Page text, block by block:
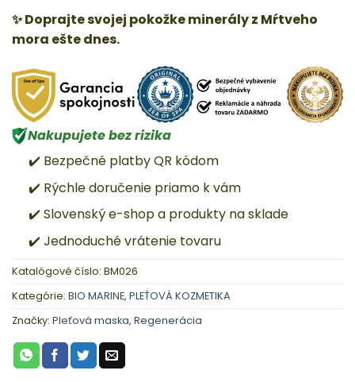
✨ Doprajte svojej pokožke minerály z Mŕtveho
mora ešte dnes.
Nakupujete bez rizika
✔️ Bezpečné platby QR kódom
✔️ Rýchle doručenie priamo k vám
✔️ Slovenský e-shop a produkty na sklade
✔️ Jednoduché vrátenie tovaru
Katalógové číslo: BM026
Kategórie: BIO MARINE, PLEŤOVÁ KOZMETIKA
Značky: Pleťová maska, Regenerácia